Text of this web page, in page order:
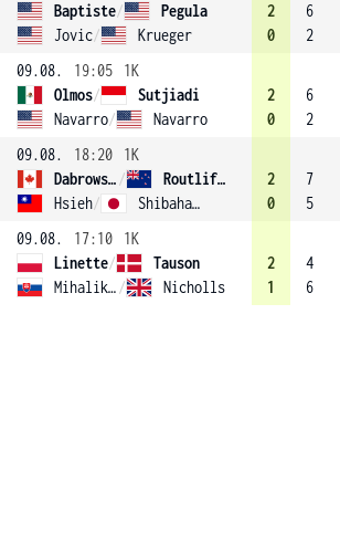
Baptiste/
Pegula
Jovic/ Krueger
2
0
6
2
09.08.
19:05
1K
Olmos/
Sutjiadi
Navarro/ Navarro
2
0
6
2
09.08.
18:20
1K
Dabrowski /
Routliffe (2)
Hsieh/ Shibahara
2
0
7
5
09.08.
17:10
1K
Linette/
Tauson
Mihalikova / Nicholls
2
1
4
6